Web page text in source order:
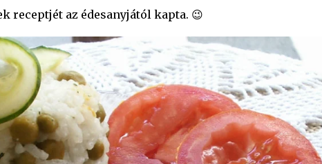
receptjét az édesanyjától kapta. 😉